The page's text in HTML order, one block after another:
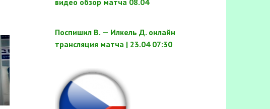
видео обзор матча 08.04
Поспишил В. — Илкель Д. онлайн
трансляция матча | 23.04 07:30